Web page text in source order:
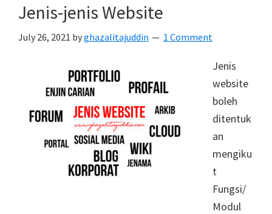
Jenis-jenis Website
July 26, 2021 byghazalitajuddin 1 Comment
Jenis
website
boleh
ditentuk
an
mengiku
t
Fungsi/
Modul